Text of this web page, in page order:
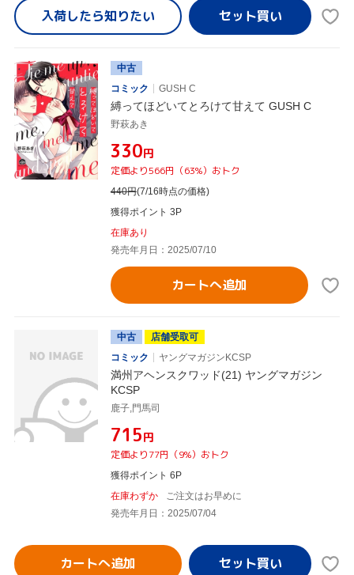
入荷したら知りたい
中古
コミック
GUSH C
縛ってほどいてとろけて甘えて GUSH C
野萩あき
¥330円
定価より566円（63%）おトク
440円(7/16時点の価格)
獲得ポイント 3P
在庫あり
発売年月日：2025/07/10
カートへ追加
中古
店舗受取可
コミック
ヤングマガジンKCSP
満州アヘンスクワッド(21) ヤングマガジン
KCSP
鹿子,門馬司
¥715円
定価より77円（9%）おトク
獲得ポイント 6P
在庫わずか
ご注文はお早めに
発売年月日：2025/07/04
カートへ追加